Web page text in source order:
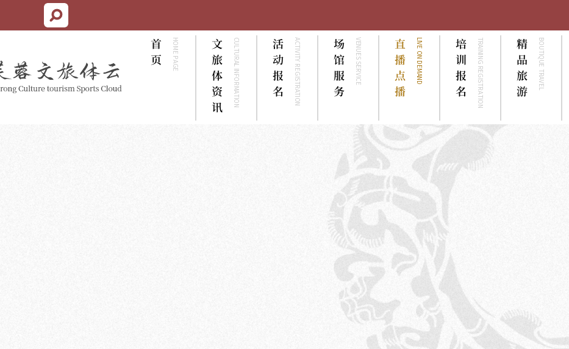
首
页
HOME PAGE
文
旅
体
资
讯
CULTURAL INFORMATION
活
动
报
名
ACTIVITY REGISTRATION
场
馆
服
务
VENUES SERVICE
直
播
点
播
LIVE ON DEMAND
培
训
报
名
TRAINING REGISTRATION
精
品
旅
游
BOUTIQUE TRAVEL